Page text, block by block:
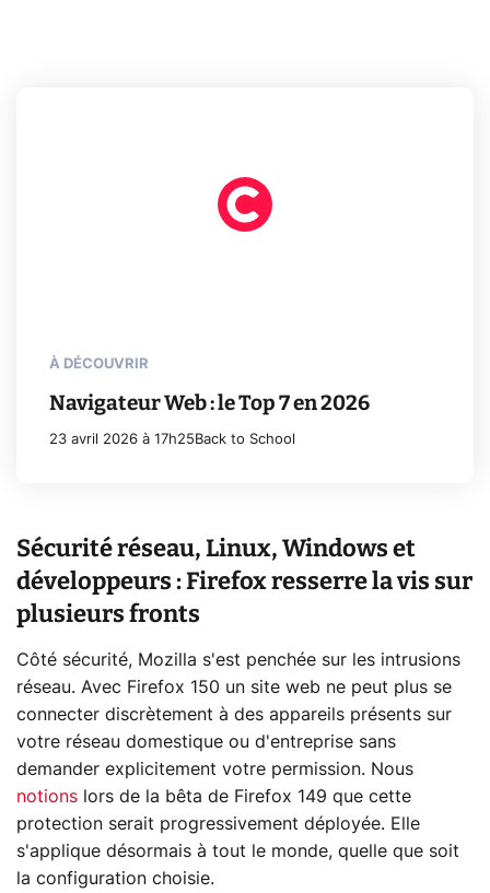
À DÉCOUVRIR
Navigateur Web : le Top 7 en 2026
23 avril 2026 à 17h25 Back to School
Sécurité réseau, Linux, Windows et
développeurs : Firefox resserre la vis sur
plusieurs fronts
Côté sécurité, Mozilla s'est penchée sur les intrusions
réseau. Avec Firefox 150 un site web ne peut plus se
connecter discrètement à des appareils présents sur
votre réseau domestique ou d'entreprise sans
demander explicitement votre permission. Nous
notions lors de la bêta de Firefox 149 que cette
protection serait progressivement déployée. Elle
s'applique désormais à tout le monde, quelle que soit
la configuration choisie.